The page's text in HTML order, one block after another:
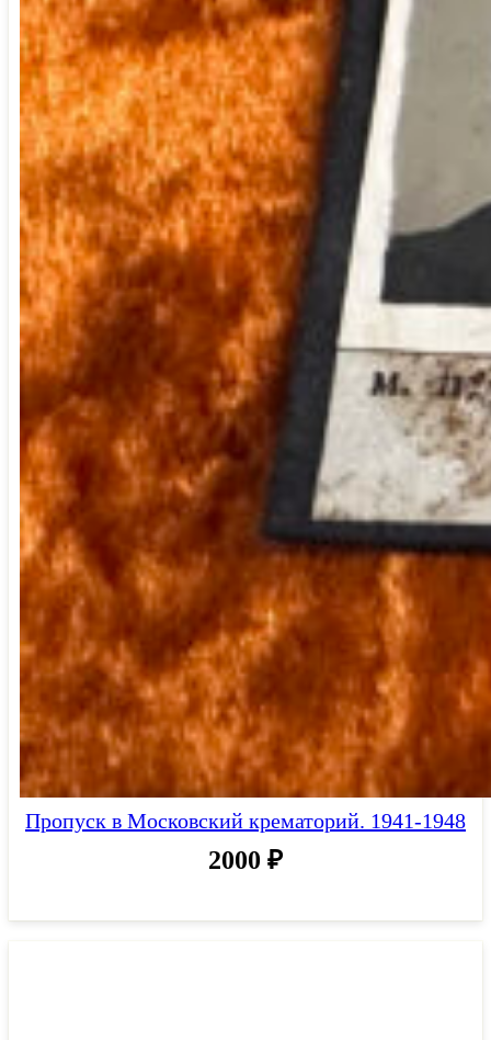
Пропуск в Московский крематорий. 1941-1948
2000 ₽